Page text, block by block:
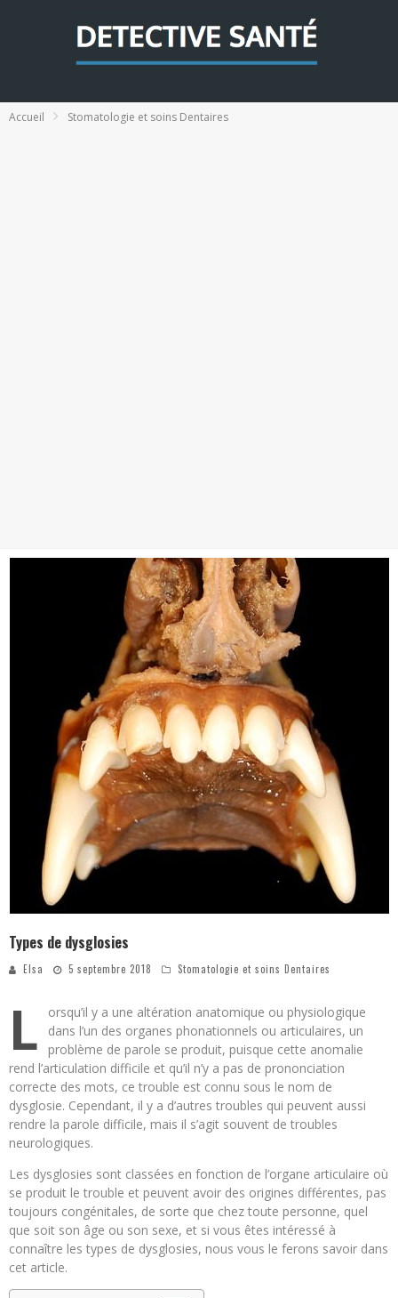
Accueil Stomatologie et soins Dentaires
Types de dysglosies
Elsa 5 septembre 2018 Stomatologie et soins Dentaires
L
orsqu’il y a une altération anatomique ou physiologique
dans l’un des organes phonationnels ou articulaires, un
problème de parole se produit, puisque cette anomalie
rend l’articulation difficile et qu’il n’y a pas de prononciation
correcte des mots, ce trouble est connu sous le nom de
dysglosie. Cependant, il y a d’autres troubles qui peuvent aussi
rendre la parole difficile, mais il s’agit souvent de troubles
neurologiques.
Les dysglosies sont classées en fonction de l’organe articulaire où
se produit le trouble et peuvent avoir des origines différentes, pas
toujours congénitales, de sorte que chez toute personne, quel
que soit son âge ou son sexe, et si vous êtes intéressé à
connaître les types de dysglosies, nous vous le ferons savoir dans
cet article.